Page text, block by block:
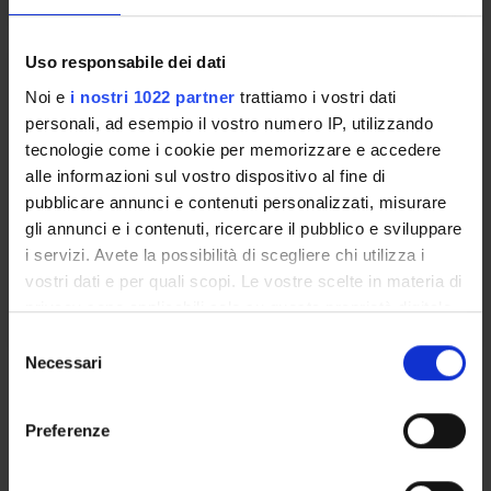
Uso responsabile dei dati
Noi e i nostri 1022 partner trattiamo i vostri dati
personali, ad esempio il vostro numero IP, utilizzando
tecnologie come i cookie per memorizzare e accedere
alle informazioni sul vostro dispositivo al fine di
pubblicare annunci e contenuti personalizzati, misurare
gli annunci e i contenuti, ricercare il pubblico e sviluppare
i servizi. Avete la possibilità di scegliere chi utilizza i
vostri dati e per quali scopi. Le vostre scelte in materia di
privacy sono applicabili solo su questa proprietà digitale
modificare o revocare il proprio consenso in qualsiasi
momento dalla Dichiarazione sui cookie o facendo clic
Necessari
Preferenze
INTRODUCTION TO OPERATING
SYSTEMS
Credits
6
Period
See the unit page
Academic staff
See the unit page
The aim of the course is to provide the theory and practice at
the basis of the organization of a com-puter system and of
the operating systems running on it, with the related issues